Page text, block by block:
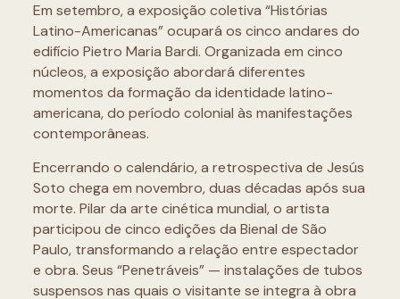
Em setembro, a exposição coletiva “Histórias
Latino-Americanas” ocupará os cinco andares do
edifício Pietro Maria Bardi. Organizada em cinco
núcleos, a exposição abordará diferentes
momentos da formação da identidade latino-
americana, do período colonial às manifestações
contemporâneas.
Encerrando o calendário, a retrospectiva de Jesús
Soto chega em novembro, duas décadas após sua
morte. Pilar da arte cinética mundial, o artista
participou de cinco edições da Bienal de São
Paulo, transformando a relação entre espectador
e obra. Seus “Penetráveis” — instalações de tubos
suspensos nas quais o visitante se integra à obra